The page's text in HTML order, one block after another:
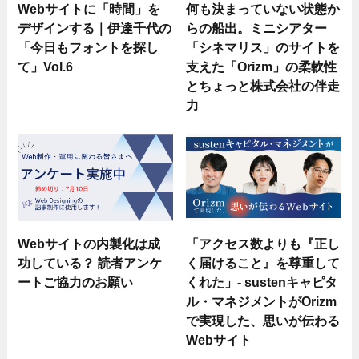
Webサイトに「時間」を
デザインする｜伊達千代の
「今日もフォントを探し
て」Vol.6
何も決まっていない状態か
らの船出。ミニシアター
「シネマリス」のサイトを
支えた「Orizm」の柔軟性
とちょっと株式会社の伴走
力
Webサイトの内製化は成
功している？ 読者アンケ
ートご協力のお願い
「アクセス数よりも『正し
く届けること』を尊重して
くれた」- sustenキャピタ
ル・マネジメントがOrizm
で実現した、思いが伝わる
Webサイト